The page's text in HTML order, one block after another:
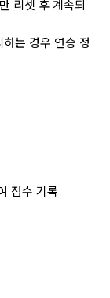
리셋 후 계속되
는 경우 연승 정
점수 기록